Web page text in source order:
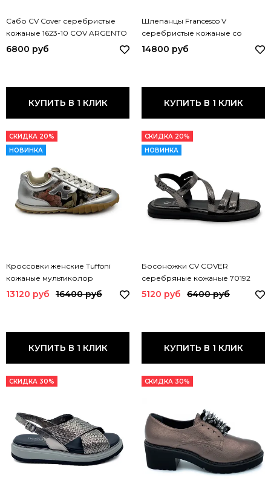
Сабо CV Cover серебристые
кожаные 1623-10 COV ARGENTO
6800 руб
КУПИТЬ В 1 КЛИК
Шлепанцы Francesco V
серебристые кожаные со
стразами T118 FV ARGENTO
14800 руб
КУПИТЬ В 1 КЛИК
СКИДКА 20%
НОВИНКА
Кроссовки женские Tuffoni
кожаные мультиколор
1725001LL TUF SILVER
13120 руб 16400 руб
КУПИТЬ В 1 КЛИК
СКИДКА 20%
НОВИНКА
Босоножки CV COVER
серебряные кожаные 70192
COV
5120 руб 6400 руб
КУПИТЬ В 1 КЛИК
СКИДКА 30% СКИДКА 30%